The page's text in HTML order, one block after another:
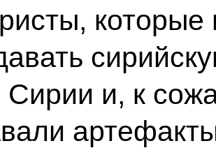
которые
Сирии и, к